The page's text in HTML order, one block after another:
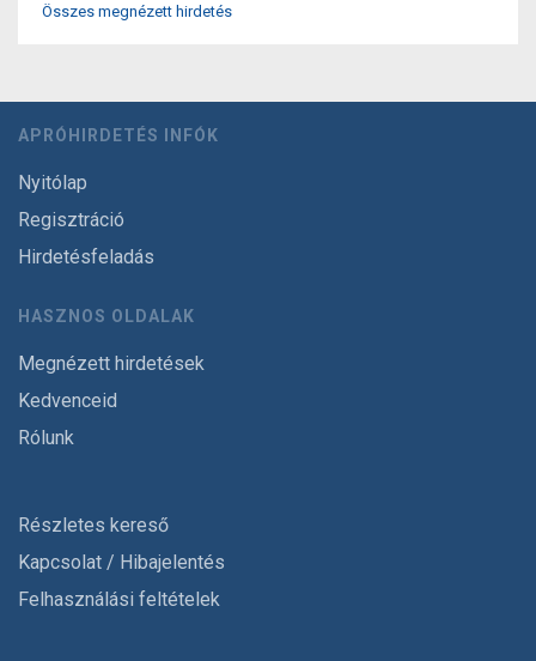
Összes megnézett hirdetés
APRÓHIRDETÉS INFÓK
Nyitólap
Regisztráció
Hirdetésfeladás
HASZNOS OLDALAK
Megnézett hirdetések
Kedvenceid
Rólunk
Részletes kereső
Kapcsolat / Hibajelentés
Felhasználási feltételek